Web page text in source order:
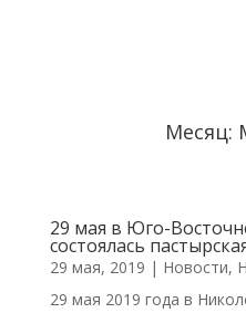
Месяц:
29 мая в Юго-
состоялась
29 мая, 2019 | Новости,
29 мая 2019 года в